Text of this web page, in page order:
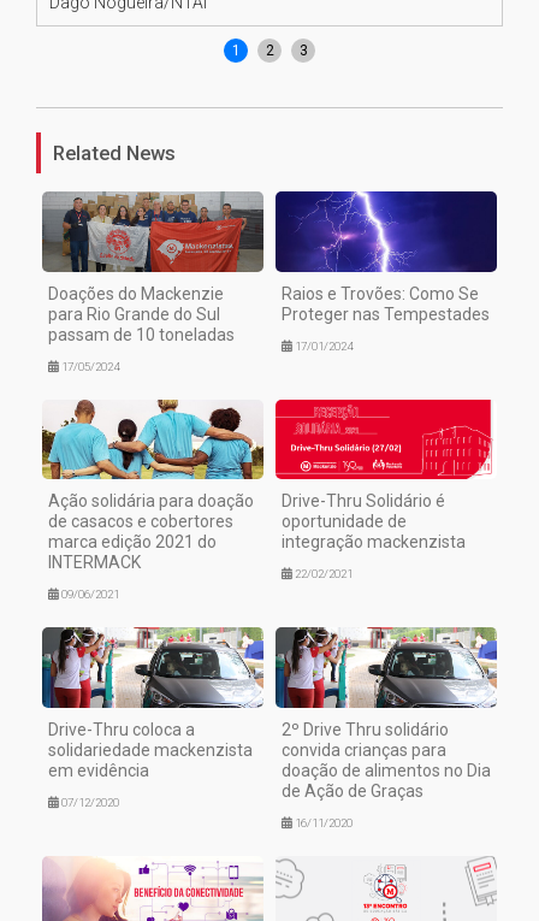
1 2 3
Related News
Doações do Mackenzie
para Rio Grande do Sul
passam de 10 toneladas
17/05/2024
Raios e Trovões: Como Se
Proteger nas Tempestades
17/01/2024
Ação solidária para doação
de casacos e cobertores
marca edição 2021 do
INTERMACK
09/06/2021
Drive-Thru Solidário é
oportunidade de
integração mackenzista
22/02/2021
Drive-Thru coloca a
solidariedade mackenzista
em evidência
07/12/2020
2º Drive Thru solidário
convida crianças para
doação de alimentos no Dia
de Ação de Graças
16/11/2020